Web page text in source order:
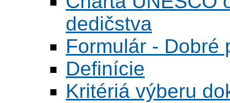
dedičstva
Formulár - Dobré
Definície
Kritériá výberu